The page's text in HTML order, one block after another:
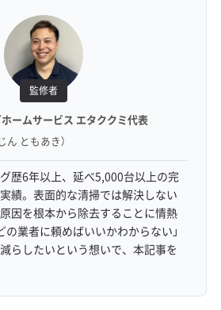
監修者
ームサービス エタククミ代表
ん ともあき）
歴6年以上、延べ5,000台以上の完
績。表面的な清掃では解決しない
因を根本から除去することに情熱
の業者に頼めばいいかわからない」
らしたいという想いで、本記事を